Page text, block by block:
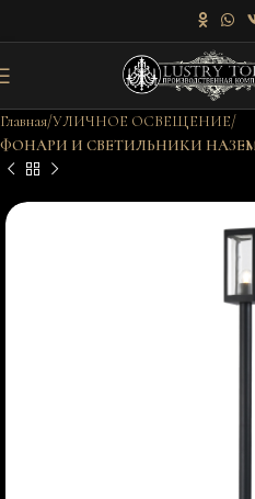
Главная УЛИЧНОЕ ОСВЕЩЕНИЕ
ФОНАРИ И СВЕТИЛЬНИКИ